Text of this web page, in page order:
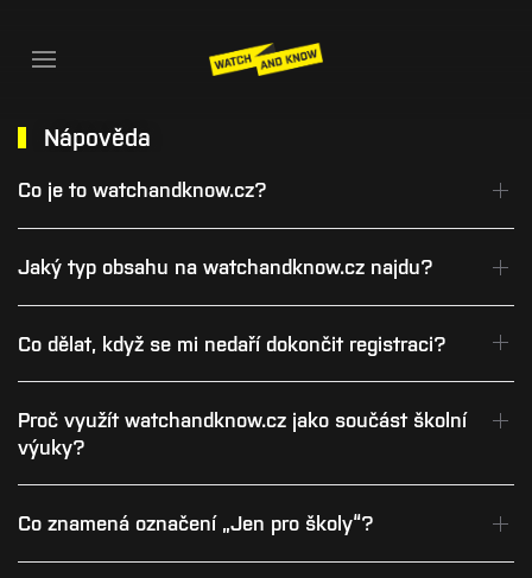
Nápověda
Co je to watchandknow.cz?
Jaký typ obsahu na watchandknow.cz najdu?
Co dělat, když se mi nedaří dokončit registraci?
Proč využít watchandknow.cz jako součást školní
výuky?
Co znamená označení „Jen pro školy“?